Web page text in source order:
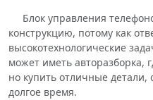
Блок управления
конструкцию, потому как
высокотехнологические
может иметь авторазборка,
но купить отличные
долгое время.